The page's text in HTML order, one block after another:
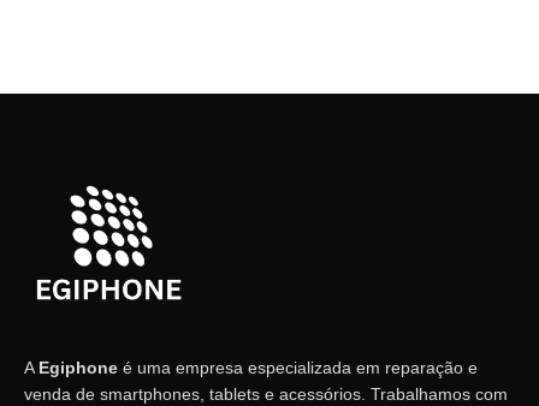
A Egiphone é uma empresa especializada em reparação e
venda de smartphones, tablets e acessórios. Trabalhamos com